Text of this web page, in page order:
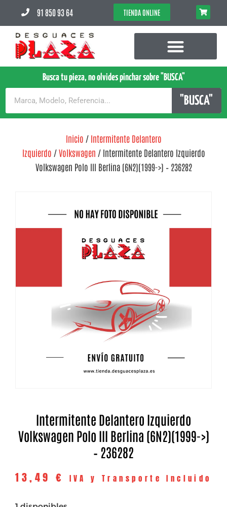
91 850 93 64 TIENDA ONLINE
Busca tu pieza, no olvides pinchar sobre "BUSCA"
"BUSCA"
Inicio / Intermitente Delantero
Izquierdo /Volkswagen / Intermitente Delantero Izquierdo
Volkswagen Polo III Berlina (6N2)(1999->) – 236282
Intermitente Delantero Izquierdo
Volkswagen Polo III Berlina (6N2)(1999->)
– 236282
13,49 € IVA y Transporte Incluido